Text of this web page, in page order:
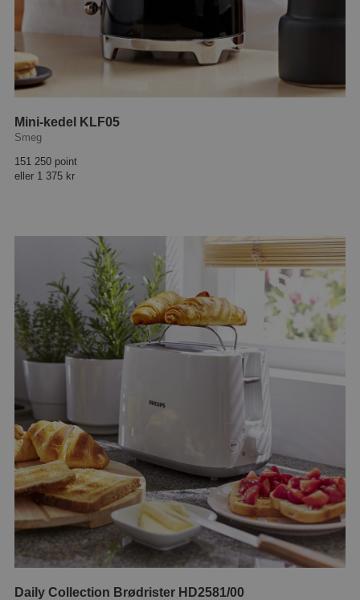
Mini-kedel KLF05
Smeg
151 250 point
eller 1 375 kr
Daily Collection Brødrister HD2581/00